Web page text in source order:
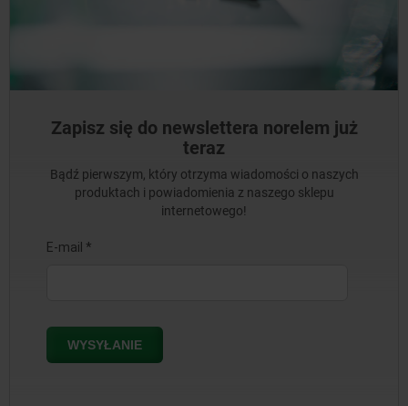
Zapisz się do newslettera norelem już
teraz
Bądź pierwszym, który otrzyma wiadomości o naszych
produktach i powiadomienia z naszego sklepu
internetowego!